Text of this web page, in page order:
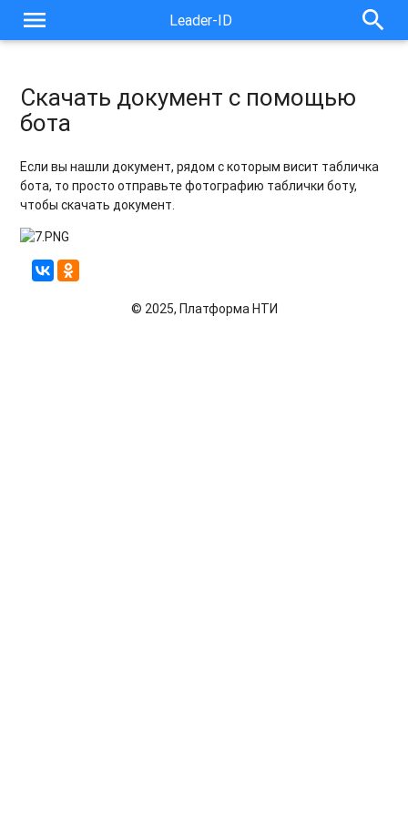
menu Leader-ID search
Скачать документ с помощью
бота
Если вы нашли документ, рядом с которым висит табличка
бота, то просто отправьте фотографию таблички боту,
чтобы скачать документ.
© 2025, Платформа НТИ